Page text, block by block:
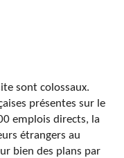
sont colossaux.
présentes sur le
emplois directs, la
étrangers au
bien des plans par